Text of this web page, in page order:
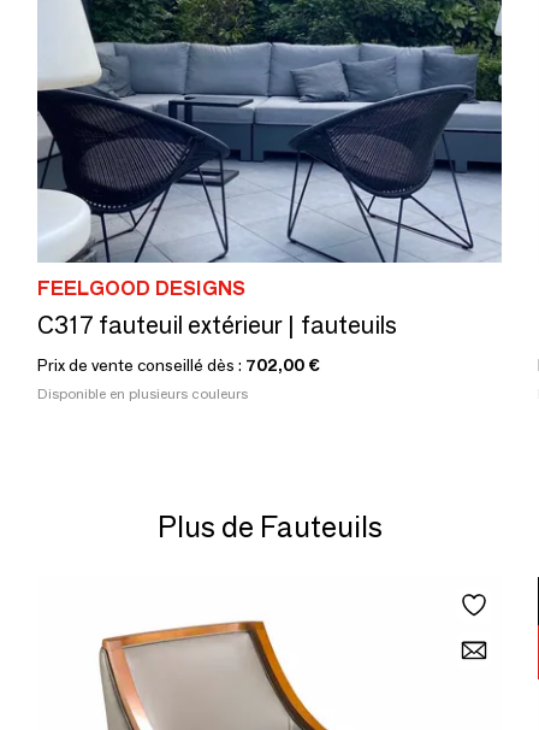
FEELGOOD DESIGNS
C317 fauteuil extérieur | fauteuils
Prix de vente conseillé dès : 702,00 €
Disponible en plusieurs couleurs
Plus de Fauteuils